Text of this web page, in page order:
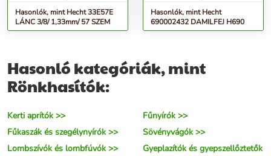
Hasonlók, mint Hecht 33E57E
LÁNC 3/8/ 1,33mm/ 57 SZEM
Hasonlók, mint Hecht
690002432 DAMILFEJ H690
Hasonló kategóriák, mint
Rönkhasítók:
Kerti aprítók >>
Fűnyírók >>
Fűkaszák és szegélynyírók >>
Sövényvágók >>
Lombszívók és lombfúvók >>
Gyeplazítók és gyepszellőztetők